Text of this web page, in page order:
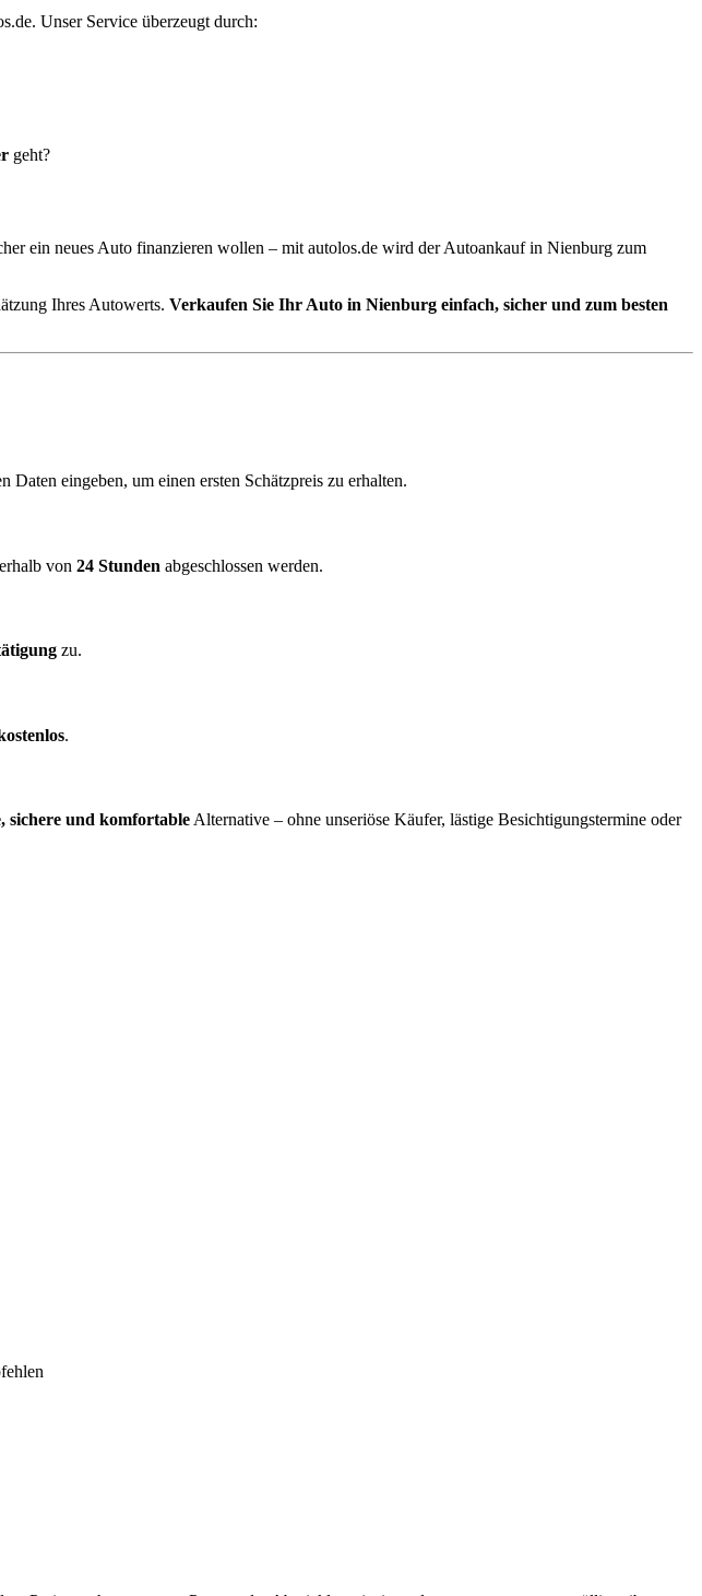
Unser Service überzeugt durch:
geht?
ein neues Auto finanzieren wollen – mit autolos.de wird der Autoankauf in Nienburg zum
Ihres Autowerts. Verkaufen Sie Ihr Auto in Nienburg einfach, sicher und zum besten
eingeben, um einen ersten Schätzpreis zu erhalten.
von 24 Stunden abgeschlossen werden.
zu.
.
sichere und komfortable Alternative – ohne unseriöse Käufer, lästige Besichtigungstermine oder